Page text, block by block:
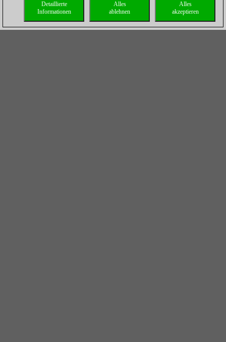
Alles
akzeptieren
Alles
ablehnen
Detaillierte
Informationen